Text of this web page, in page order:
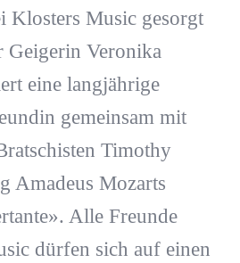
Klosters Music gesorgt
Geigerin Veronika
eine langjährige
gemeinsam mit
Timothy
Amadeus Mozarts
Alle Freunde
dürfen sich auf einen